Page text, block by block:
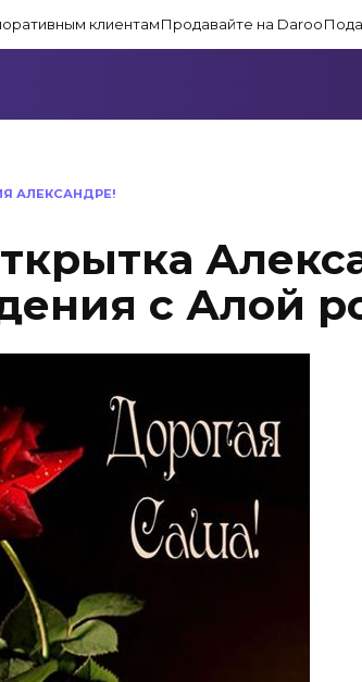
клиентамПродавайте на Daroo
АЛЕКСАНДРЕ!
с Алой